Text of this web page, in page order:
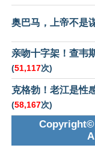
奥巴马，上帝不是
亲吻十字架！查韦
(51,117次)
克格勃！老江是性
(58,167次)
Copyright©